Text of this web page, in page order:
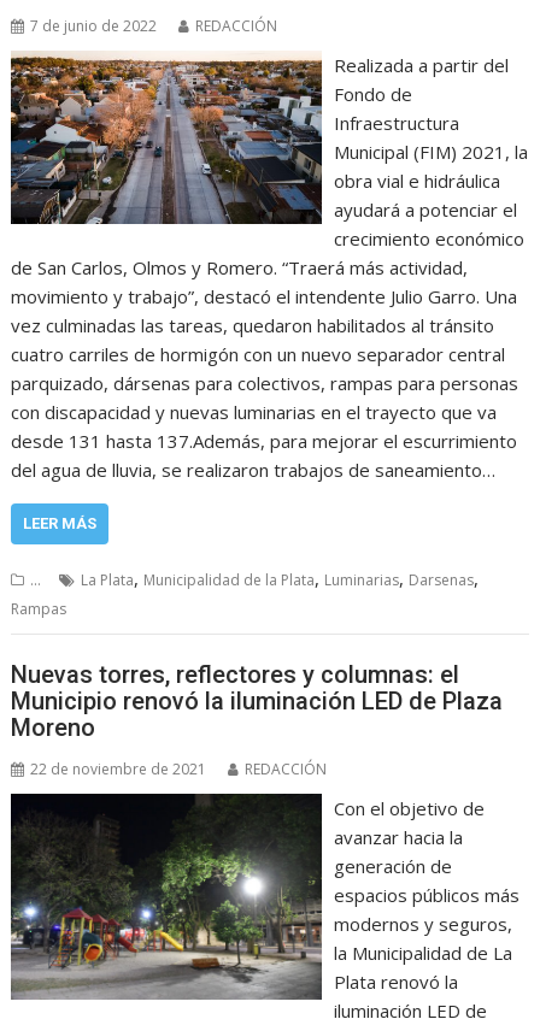
7 de junio de 2022 REDACCIÓN
Realizada a partir del
Fondo de
Infraestructura
Municipal (FIM) 2021, la
obra vial e hidráulica
ayudará a potenciar el
crecimiento económico
de San Carlos, Olmos y Romero. “Traerá más actividad,
movimiento y trabajo”, destacó el intendente Julio Garro. Una
vez culminadas las tareas, quedaron habilitados al tránsito
cuatro carriles de hormigón con un nuevo separador central
parquizado, dársenas para colectivos, rampas para personas
con discapacidad y nuevas luminarias en el trayecto que va
desde 131 hasta 137.Además, para mejorar el escurrimiento
del agua de lluvia, se realizaron trabajos de saneamiento…
LEER MÁS
... La Plata, Municipalidad de la Plata, Luminarias, Darsenas,
Rampas
Nuevas torres, reflectores y columnas: el
Municipio renovó la iluminación LED de Plaza
Moreno
22 de noviembre de 2021 REDACCIÓN
Con el objetivo de
avanzar hacia la
generación de
espacios públicos más
modernos y seguros,
la Municipalidad de La
Plata renovó la
iluminación LED de